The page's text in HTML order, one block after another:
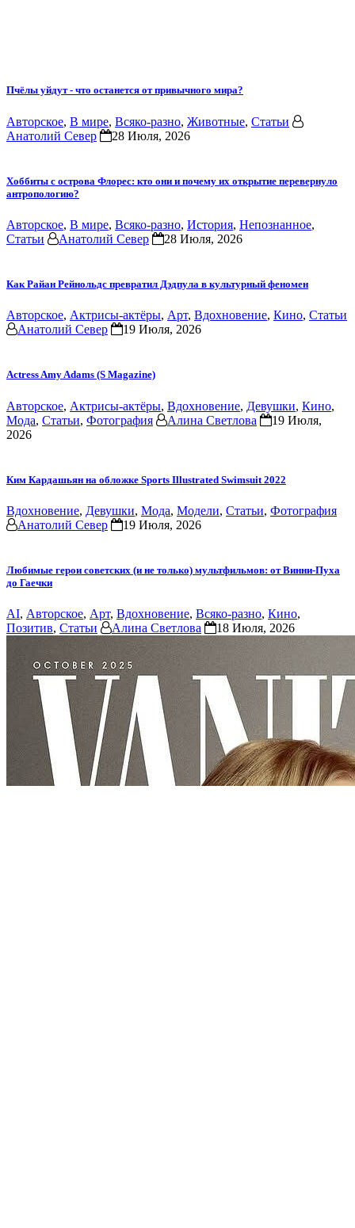
Пчёлы уйдут - что останется от привычного мира?
Авторское, В мире, Всяко-разно, Животные, Статьи
Анатолий Север
28 Июля, 2026
Хоббиты с острова Флорес: кто они и почему их открытие перевернуло
антропологию?
Авторское, В мире, Всяко-разно, История, Непознанное,
Статьи
Анатолий Север 28 Июля, 2026
Как Райан Рейнольдс превратил Дэдпула в культурный феномен
Авторское, Актрисы-актёры, Арт, Вдохновение, Кино, Статьи
Анатолий Север
19 Июля, 2026
Actress Amy Adams (S Magazine)
Авторское, Актрисы-актёры, Вдохновение, Девушки, Кино,
Мода, Статьи, Фотография Алина Светлова
19 Июля,
2026
Ким Кардашьян на обложке Sports Illustrated Swimsuit 2022
Вдохновение, Девушки, Мода, Модели, Статьи, Фотография
Анатолий Север
19 Июля, 2026
Любимые герои советских (и не только) мультфильмов: от Винни-Пуха
до Гаечки
AI, Авторское, Арт, Вдохновение, Всяко-разно, Кино,
Позитив, Статьи Алина Светлова 18 Июля, 2026